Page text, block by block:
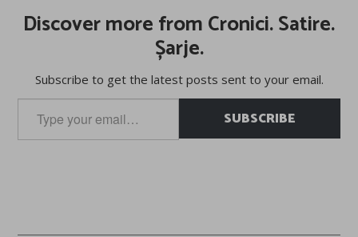
Discover more from Cronici. Satire.
Șarje.
Subscribe to get the latest posts sent to your email.
your
email…
SUBSCRIBE